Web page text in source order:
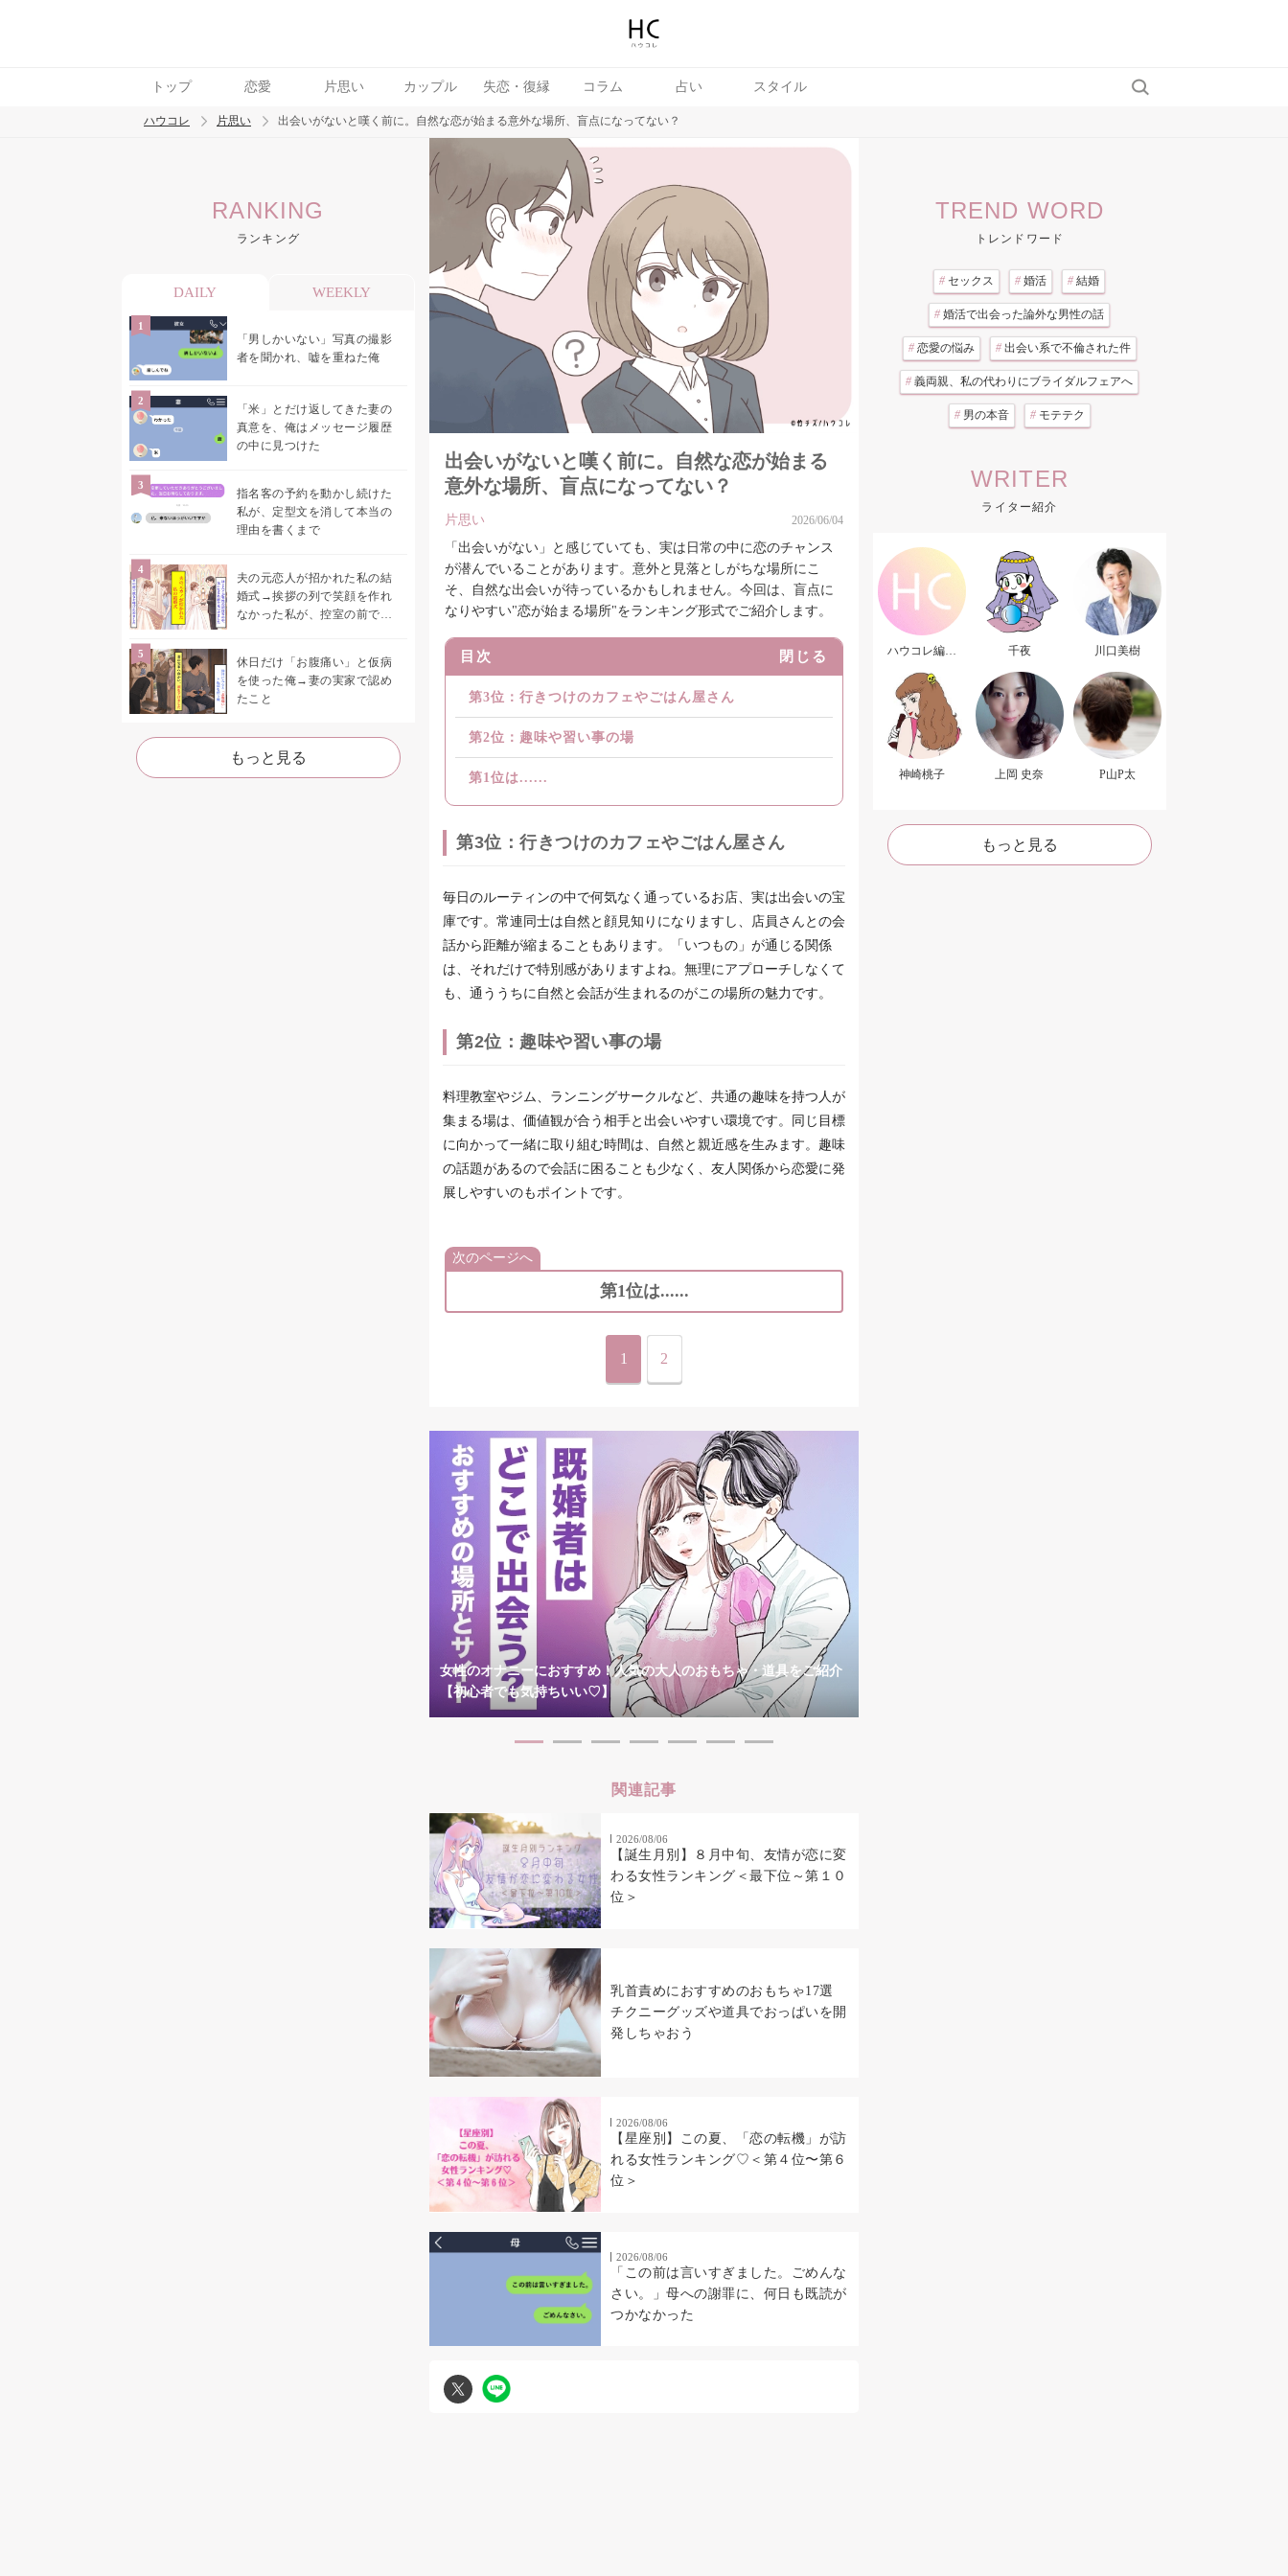
トップ 恋愛 片思い カップル 失恋・復縁 コラム 占い スタイル
トレンド ワード
ハウコレ 片思い 出会いがないと嘆く前に。自然な恋が始まる意外な場所、盲点になってない？
RANKING
ランキング
DAILY WEEKLY
「男しかいない」写真の撮影
者を聞かれ、嘘を重ねた俺
「米」とだけ返してきた妻の
真意を、俺はメッセージ履歴
の中に見つけた
指名客の予約を動かし続けた
私が、定型文を消して本当の
理由を書くまで
夫の元恋人が招かれた私の結
婚式→挨拶の列で笑顔を作れ
なかった私が、控室の前で彼
休日だけ「お腹痛い」と仮病
を使った俺→妻の実家で認め
たこと
もっと見る
出会いがないと嘆く前に。自然な恋が始まる
意外な場所、盲点になってない？
片思い 2026/06/04
「出会いがない」と感じていても、実は日常の中に恋のチャンス
が潜んでいることがあります。意外と見落としがちな場所にこ
そ、自然な出会いが待っているかもしれません。今回は、盲点に
なりやすい"恋が始まる場所"をランキング形式でご紹介します。
目次 閉じる
第3位：行きつけのカフェやごはん屋さん
第2位：趣味や習い事の場
第1位は......
第3位：行きつけのカフェやごはん屋さん
毎日のルーティンの中で何気なく通っているお店、実は出会いの宝
庫です。常連同士は自然と顔見知りになりますし、店員さんとの会
話から距離が縮まることもあります。「いつもの」が通じる関係
は、それだけで特別感がありますよね。無理にアプローチしなくて
も、通ううちに自然と会話が生まれるのがこの場所の魅力です。
第2位：趣味や習い事の場
料理教室やジム、ランニングサークルなど、共通の趣味を持つ人が
集まる場は、価値観が合う相手と出会いやすい環境です。同じ目標
に向かって一緒に取り組む時間は、自然と親近感を生みます。趣味
の話題があるので会話に困ることも少なく、友人関係から恋愛に発
展しやすいのもポイントです。
次のページへ
第1位は......
1 2
女性のオナニーにおすすめ！人気の大人のおもちゃ・道具をご紹介
【初心者でも気持ちいい♡】
関連記事
2026/08/06
【誕生月別】８月中旬、友情が恋に変
わる女性ランキング＜最下位～第１０
位＞
乳首責めにおすすめのおもちゃ17選
チクニーグッズや道具でおっぱいを開
発しちゃおう
2026/08/06
【星座別】この夏、「恋の転機」が訪
れる女性ランキング♡＜第４位〜第６
位＞
2026/08/06
「この前は言いすぎました。ごめんな
さい。」母への謝罪に、何日も既読が
つかなかった
TREND WORD
トレンドワード
# セックス # 婚活 # 結婚
# 婚活で出会った論外な男性の話
# 恋愛の悩み # 出会い系で不倫された件
# 義両親、私の代わりにブライダルフェアへ
# 男の本音 # モテテク
WRITER
ライター紹介
ハウコレ編集
千夜 川口美樹
神崎桃子 上岡 史奈 P山P太
もっと見る